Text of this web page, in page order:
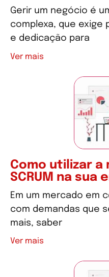
Gerir um negócio é
complexa, que exige
e dedicação para
Ver mais
Como utilizar
SCRUM na sua
Em um mercado em
com demandas que
mais, saber
Ver mais